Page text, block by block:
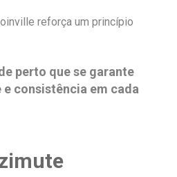
reforça um princípio
perto que se garante
consistência em cada